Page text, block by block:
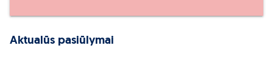
Aktualūs pasiūlymai